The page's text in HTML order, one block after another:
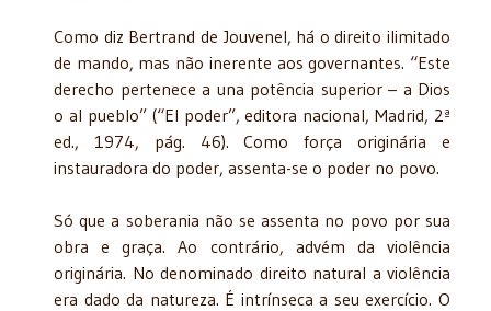
Como diz Bertrand de Jouvenel, há o direito ilimitado
de mando, mas não inerente aos governantes. “Este
derecho pertenece a una potência superior – a Dios
o al pueblo” (“El poder”, editora nacional, Madrid, 2ª
ed., 1974, pág. 46). Como força originária e
instauradora do poder, assenta-se o poder no povo.
Só que a soberania não se assenta no povo por sua
obra e graça. Ao contrário, advém da violência
originária. No denominado direito natural a violência
era dado da natureza. É intrínseca a seu exercício. O